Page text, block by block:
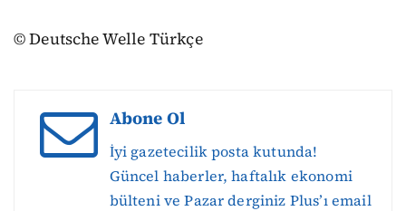
© Deutsche Welle Türkçe
Abone Ol
İyi gazetecilik posta kutunda!
Güncel haberler, haftalık ekonomi
bülteni ve Pazar derginiz Plus’ı email